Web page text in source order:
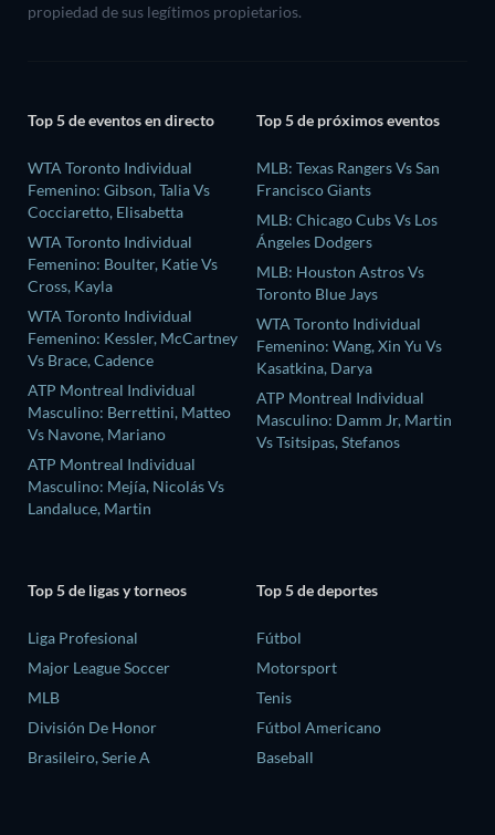
propiedad de sus legítimos propietarios.
Top 5 de eventos en directo
WTA Toronto Individual
Femenino: Gibson, Talia Vs
Cocciaretto, Elisabetta
WTA Toronto Individual
Femenino: Boulter, Katie Vs
Cross, Kayla
WTA Toronto Individual
Femenino: Kessler, McCartney
Vs Brace, Cadence
ATP Montreal Individual
Masculino: Berrettini, Matteo
Vs Navone, Mariano
ATP Montreal Individual
Masculino: Mejía, Nicolás Vs
Landaluce, Martin
Top 5 de próximos eventos
MLB: Texas Rangers Vs San
Francisco Giants
MLB: Chicago Cubs Vs Los
Ángeles Dodgers
MLB: Houston Astros Vs
Toronto Blue Jays
WTA Toronto Individual
Femenino: Wang, Xin Yu Vs
Kasatkina, Darya
ATP Montreal Individual
Masculino: Damm Jr, Martin
Vs Tsitsipas, Stefanos
Top 5 de ligas y torneos
Liga Profesional
Major League Soccer
MLB
División De Honor
Brasileiro, Serie A
Top 5 de deportes
Fútbol
Motorsport
Tenis
Fútbol Americano
Baseball